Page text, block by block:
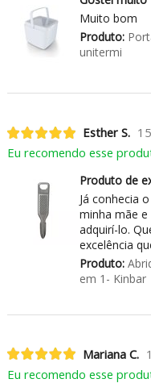
Muito bom
Produto:
unitermi
Esther S.
Eu recomendo esse
Produto de
Já conhecia
minha mãe e
adquirí-lo.
excelência
Produto:
em 1- Kinbar
Mariana C.
Eu recomendo esse